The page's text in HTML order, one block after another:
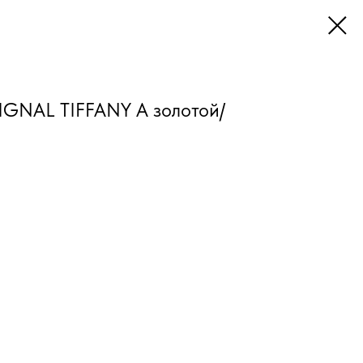
TIFFANY A золотой/